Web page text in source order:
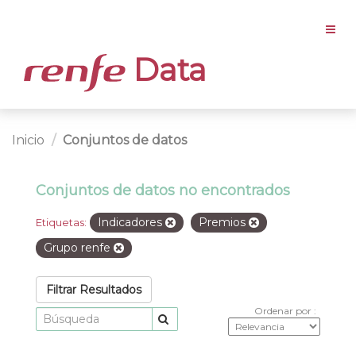
Data
Inicio Conjuntos de datos
Conjuntos de datos no encontrados
Etiquetas: Indicadores
Premios
Grupo renfe
Filtrar Resultados
Ordenar por